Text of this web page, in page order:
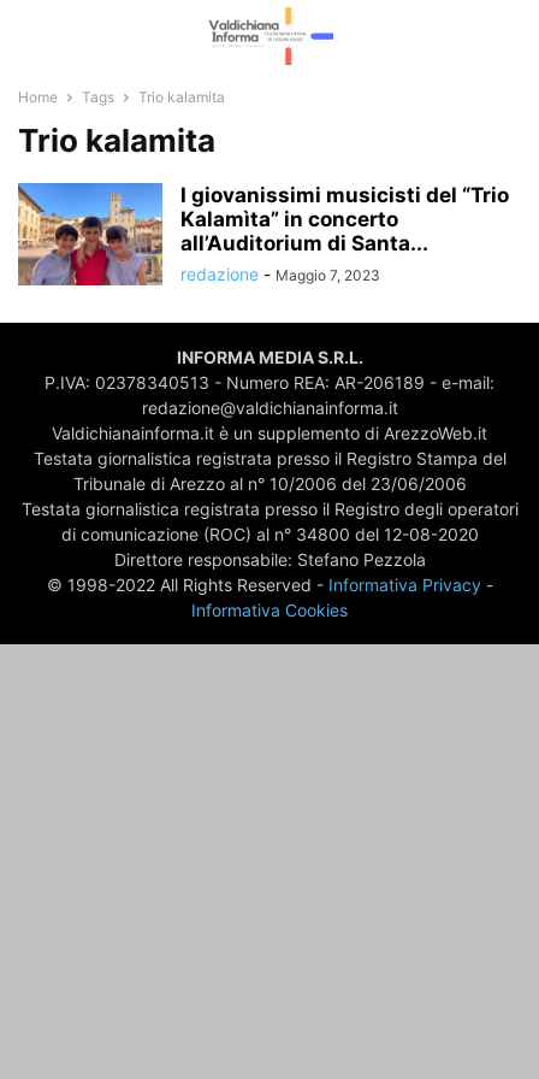
Home Tags Trio kalamita
Trio kalamita
I giovanissimi musicisti del “Trio
Kalamìta” in concerto
all’Auditorium di Santa...
redazione - Maggio 7, 2023
INFORMA MEDIA S.R.L.
P.IVA: 02378340513 - Numero REA: AR-206189 - e-mail:
redazione@valdichianainforma.it
Valdichianainforma.it è un supplemento di ArezzoWeb.it
Testata giornalistica registrata presso il Registro Stampa del
Tribunale di Arezzo al n° 10/2006 del 23/06/2006
Testata giornalistica registrata presso il Registro degli operatori
di comunicazione (ROC) al n° 34800 del 12-08-2020
Direttore responsabile: Stefano Pezzola
© 1998-2022 All Rights Reserved - Informativa Privacy-
Informativa Cookies